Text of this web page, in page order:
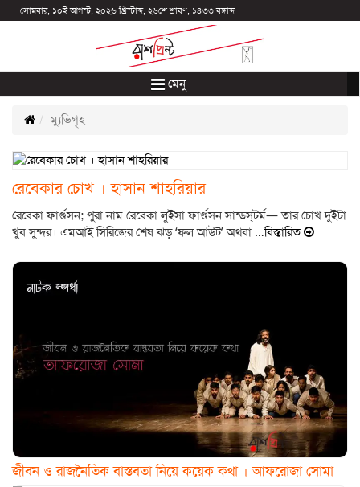
সোমবার, ১০ই আগস্ট, ২০২৬ খ্রিস্টাব্দ, ২৬শে শ্রাবণ, ১৪৩৩ বঙ্গাব্দ
মেনু
ম্যুভিগৃহ
রেবেকার চোখ । হাসান শাহরিয়ার
রেবেকা ফার্গুসন; পুরা নাম রেবেকা লুইসা ফার্গুসন সান্ডস্‌টর্ম— তার চোখ দুইটা
খুব সুন্দর। এমআই সিরিজের শেষ ঝড় ‘ফল আউট’ অথবা …বিস্তারিত
জীবন ও রাজনৈতিক বাস্তবতা নিয়ে কয়েক কথা । আফরোজা সোমা